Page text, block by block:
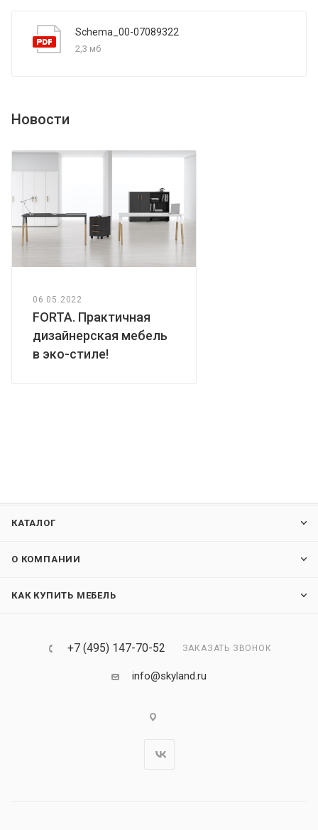
Schema_00-07089322
2,3 мб
Новости
06.05.2022
FORTA. Практичная
дизайнерская мебель
в эко-стиле!
КАТАЛОГ
О КОМПАНИИ
КАК КУПИТЬ МЕБЕЛЬ
+7 (495) 147-70-52 ЗАКАЗАТЬ ЗВОНОК
info@skyland.ru